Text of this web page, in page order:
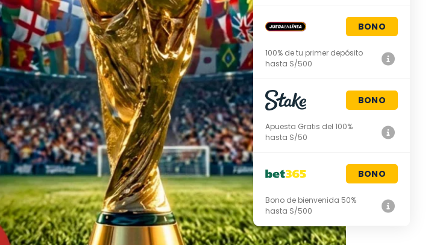
BONO
100% de tu primer depósito
hasta S/500
BONO
Apuesta Gratis del 100%
hasta S/50
BONO
Bono de bienvenida 50%
hasta S/500